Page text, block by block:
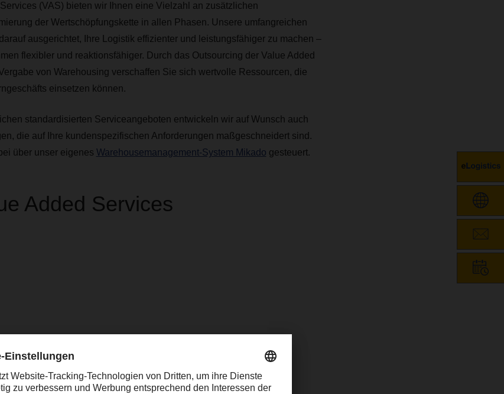
(VAS) bieten wir Ihnen eine Vielzahl an zusätzlichen
der Wertschöpfungskette in allen Phasen. Unsere umfangreichen
ausgerichtet, Ihre Logistik effizienter und leistungsfähiger zu machen –
flexibler und reaktionsfähiger. Durch das Outsourcing der Value Added
von Warehousing verschaffen Sie sich wertvolle Ressourcen, die
einsetzen können.
standardisierten Serviceangeboten entwickeln wir auf Wunsch auch
die auf Ihre kundenspezifischen Anforderungen maßgeschneidert sind.
über unser eigenes Warehousemanagement-System Mikado gesteuert.
Added Services